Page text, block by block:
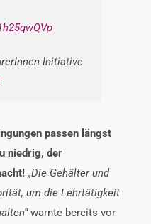
Initiative
passen längst
niedrig, der
! „Die Gehälter und
um die Lehrtätigkeit
warnte bereits vor